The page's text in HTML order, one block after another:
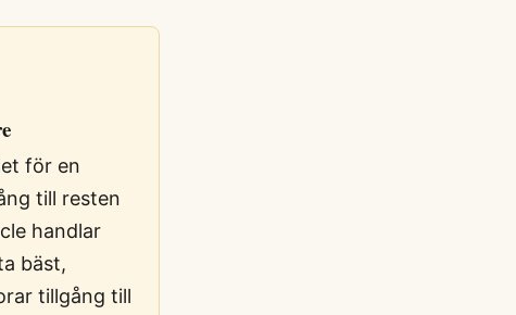
för en
till resten
handlar
bäst,
tillgång till